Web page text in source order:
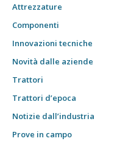
Attrezzature
Componenti
Innovazioni tecniche
Novità dalle aziende
Trattori
Trattori d’epoca
Notizie dall’industria
Prove in campo